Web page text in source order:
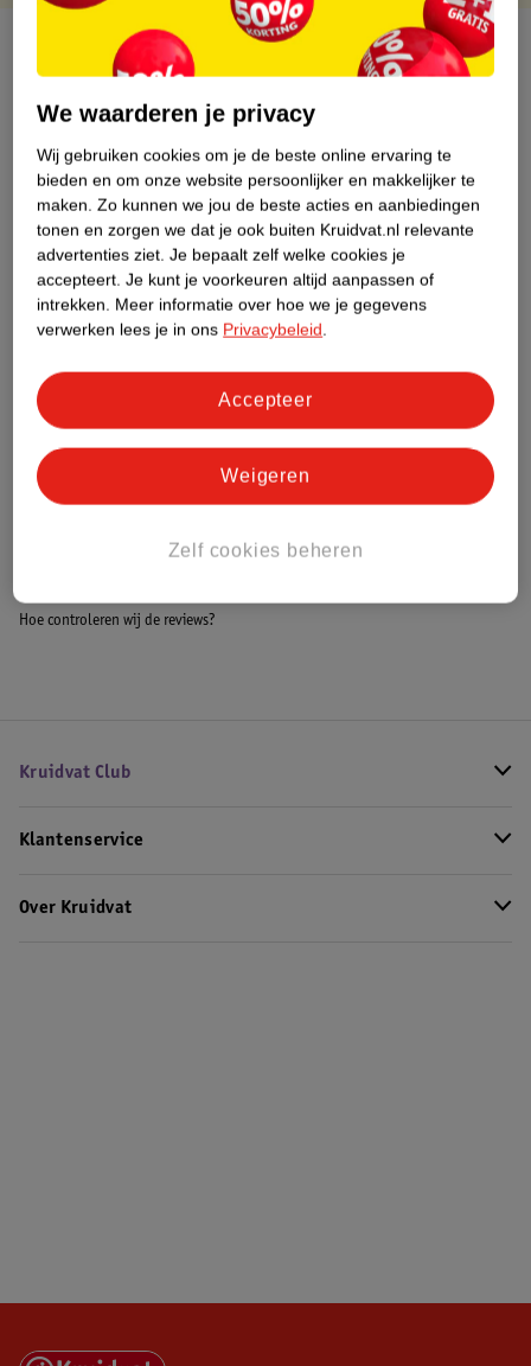
Over dit product
Productinformatie
Etiketinformatie
Nature Impact Score
Dit product heeft (nog) geen Nature
Impact Score.
Meer informatie
Bestel & Bezorginformatie
Bekijk ook
Nivea Skincare Alle Reinigingsdoekjes
Hoe controleren wij de reviews?
Kruidvat Club
Klantenservice
Over Kruidvat
We waarderen je privacy
Wij gebruiken cookies om je de beste online ervaring te
bieden en om onze website persoonlijker en makkelijker te
maken. Zo kunnen we jou de beste acties en aanbiedingen
tonen en zorgen we dat je ook buiten Kruidvat.nl relevante
advertenties ziet. Je bepaalt zelf welke cookies je
accepteert. Je kunt je voorkeuren altijd aanpassen of
intrekken. Meer informatie over hoe we je gegevens
verwerken lees je in ons Privacybeleid.
Zelf cookies beheren
Weigeren
Accepteer